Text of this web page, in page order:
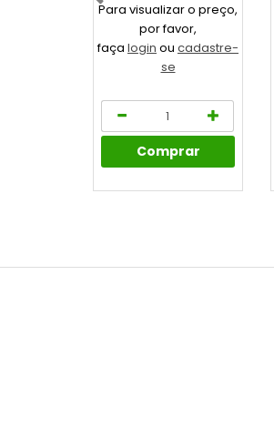
Para visualizar o preço,
por favor,
faça login ou cadastre-
se
Comprar